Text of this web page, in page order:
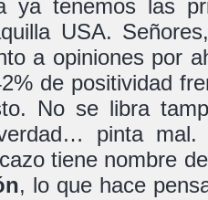
ya tenemos las
USA.
a opiniones por
de positividad
No se libra
pinta
tiene nombre
, lo que hace